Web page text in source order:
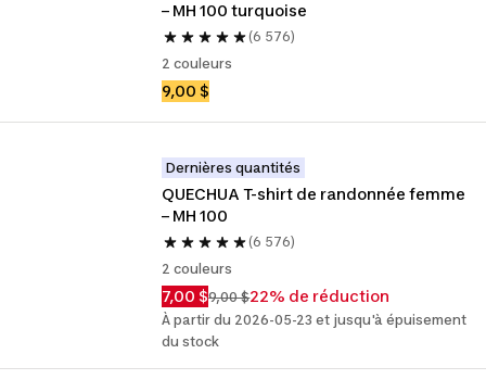
– MH 100 turquoise
(6 576)
2 couleurs
9,00 $
Dernières quantités
QUECHUA T-shirt de randonnée femme
– MH 100
(6 576)
2 couleurs
7,00 $9,00 $22% de réduction
À partir du 2026-05-23 et jusqu'à épuisement
du stock